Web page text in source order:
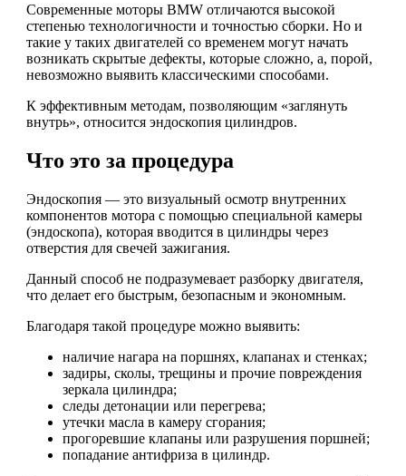
Современные моторы BMW отличаются высокой
степенью технологичности и точностью сборки. Но и
такие у таких двигателей со временем могут начать
возникать скрытые дефекты, которые сложно, а, порой,
невозможно выявить классическими способами.
К эффективным методам, позволяющим «заглянуть
внутрь», относится эндоскопия цилиндров.
Что это за процедура
Эндоскопия — это визуальный осмотр внутренних
компонентов мотора с помощью специальной камеры
(эндоскопа), которая вводится в цилиндры через
отверстия для свечей зажигания.
Данный способ не подразумевает разборку двигателя,
что делает его быстрым, безопасным и экономным.
Благодаря такой процедуре можно выявить:
наличие нагара на поршнях, клапанах и стенках;
задиры, сколы, трещины и прочие повреждения
зеркала цилиндра;
следы детонации или перегрева;
утечки масла в камеру сгорания;
прогоревшие клапаны или разрушения поршней;
попадание антифриза в цилиндр.